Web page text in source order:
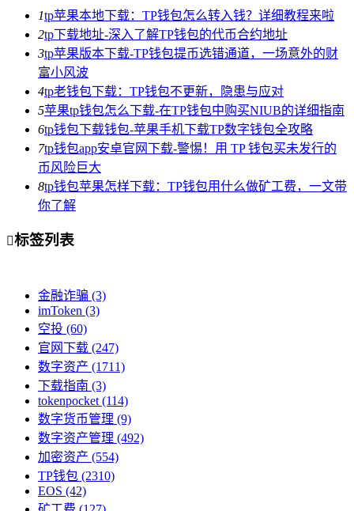
1tp苹果本地下载：TP钱包怎么转入钱？详细教程来啦
2tp下载地址-深入了解TP钱包的代币合约地址
3tp苹果版本下载-TP钱包提币选错通道，一场意外的财
富小风波
4tp老钱包下载：TP钱包不更新，隐患与应对
5苹果tp钱包怎么下载-在TP钱包中购买NIUB的详细指南
6tp钱包下载钱包-苹果手机下载TP数字钱包全攻略
7tp钱包app安卓官网下载-警惕！用 TP 钱包买未发行的
币风险巨大
8tp钱包苹果怎样下载：TP钱包用什么做矿工费，一文带
你了解
标签列表
金融诈骗 (3)
imToken (3)
空投 (60)
官网下载 (247)
数字资产 (1711)
下载指南 (3)
tokenpocket (114)
数字货币管理 (9)
数字资产管理 (492)
加密资产 (554)
TP钱包 (2310)
EOS (42)